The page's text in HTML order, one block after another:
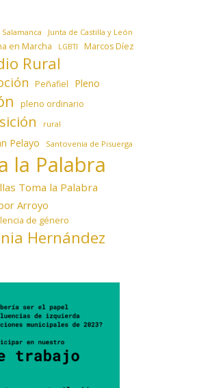
Salamanca Junta de Castilla y León
en Marcha LGBTI Marcos Díez
Rural
Peñafiel Pleno
pleno ordinario
rural
Pelayo Santovenia de Pisuerga
la Palabra
Toma la Palabra
Arroyo
de género
Hernández